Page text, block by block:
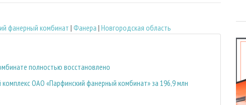
фанерный комбинат| Фанера | Новгородская область
полностью восстановлено
ОАО «Парфинский фанерный комбинат» за 196,9 млн